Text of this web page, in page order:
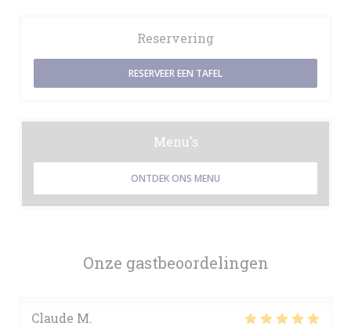
Onze gastbeoordelingen
Claude M
Reservering
RESERVEER EEN TAFEL
Menu's
ONTDEK ONS MENU